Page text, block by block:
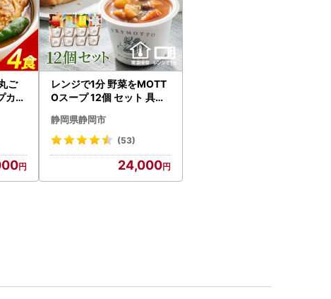
ご
カレ
レンジで1分 野菜をMOTT
Oスープ 12個 セット 具だ
産野菜 常温保存
静岡県静岡市
(53)
24,000